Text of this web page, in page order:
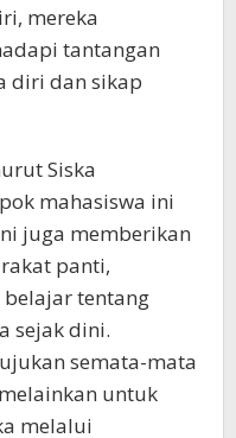
mereka
tantangan
diri dan sikap
Siska
mahasiswa ini
juga memberikan
panti,
tentang
sejak dini.
semata-mata
untuk
melalui